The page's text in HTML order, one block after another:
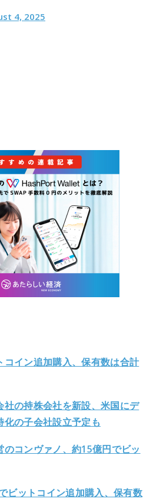
4, 2025
コイン追加購入、保有数は合計
社の持株会社を新設、米国にデ
化の子会社設立予定も
のコンヴァノ、約15億円でビッ
ビットコイン追加購入、保有数